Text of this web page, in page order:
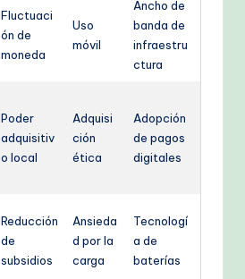
Fluctuaci
ón de
moneda
Uso
móvil
Ancho de
banda de
infraestru
ctura
Poder
adquisitiv
o local
Adquisi
ción
ética
Adopción
de pagos
digitales
Reducción
de
subsidios
Ansieda
d por la
carga
Tecnologí
a de
baterías